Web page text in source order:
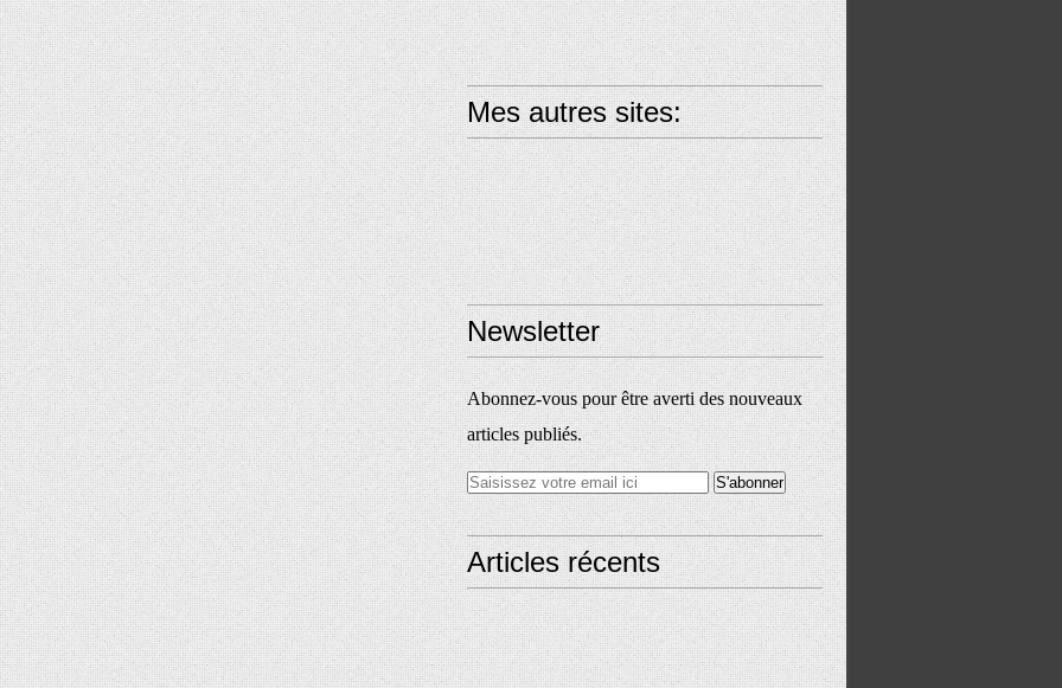
Mes autres sites:
Newsletter
Abonnez-vous pour être averti des nouveaux
articles publiés.
Articles récents